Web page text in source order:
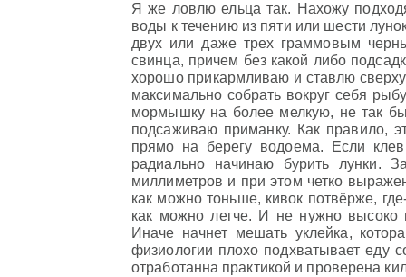
Я же ловлю ельца так. Нахожу
воды к течению из пяти или шести
двух или даже трех граммовым
свинца, причем без какой либо
хорошо прикармливаю и ставлю
максимально собрать вокруг себя
мормышку на более мелкую, не так
подсаживаю приманку. Как правило,
прямо на берегу водоема. Если
радиально начинаю бурить лунки.
миллиметров и при этом четко
как можно тоньше, кивок потвёрже,
как можно легче. И не нужно высоко
Иначе начнет мешать уклейка,
физиологии плохо подхватывает еду
отработанна практикой и проверена